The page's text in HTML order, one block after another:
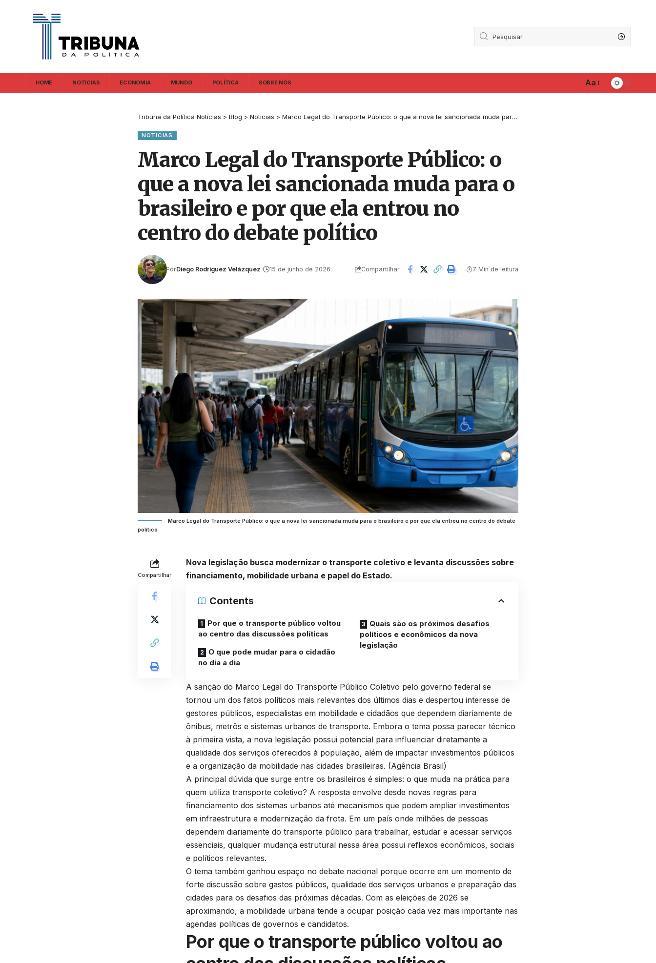
HOME NOTICIAS ECONOMIA MUNDO POLÍTICA SOBRE NÓS Aa
Tribuna da Política Notícias > Blog > Noticias > Marco Legal do Transporte Público: o que a nova lei sancionada muda para o brasileiro e por que ela entrou no centro do debate político
NOTICIAS
Marco Legal do Transporte Público: o
que a nova lei sancionada muda para o
brasileiro e por que ela entrou no
centro do debate político
PorDiego Rodríguez Velázquez 15 de junho de 2026 Compartilhar 7 Min de leitura
Marco Legal do Transporte Público: o que a nova lei sancionada muda para o brasileiro e por que ela entrou no centro do debate
político
Compartilhar
Nova legislação busca modernizar o transporte coletivo e levanta discussões sobre
financiamento, mobilidade urbana e papel do Estado.
Contents
Por que o transporte público voltou
ao centro das discussões políticas
O que pode mudar para o cidadão
no dia a dia
Quais são os próximos desafios
políticos e econômicos da nova
legislação
A sanção do Marco Legal do Transporte Público Coletivo pelo governo federal se
tornou um dos fatos políticos mais relevantes dos últimos dias e despertou interesse de
gestores públicos, especialistas em mobilidade e cidadãos que dependem diariamente de
ônibus, metrôs e sistemas urbanos de transporte. Embora o tema possa parecer técnico
à primeira vista, a nova legislação possui potencial para influenciar diretamente a
qualidade dos serviços oferecidos à população, além de impactar investimentos públicos
e a organização da mobilidade nas cidades brasileiras. (Agência Brasil)
A principal dúvida que surge entre os brasileiros é simples: o que muda na prática para
quem utiliza transporte coletivo? A resposta envolve desde novas regras para
financiamento dos sistemas urbanos até mecanismos que podem ampliar investimentos
em infraestrutura e modernização da frota. Em um país onde milhões de pessoas
dependem diariamente do transporte público para trabalhar, estudar e acessar serviços
essenciais, qualquer mudança estrutural nessa área possui reflexos econômicos, sociais
e políticos relevantes.
O tema também ganhou espaço no debate nacional porque ocorre em um momento de
forte discussão sobre gastos públicos, qualidade dos serviços urbanos e preparação das
cidades para os desafios das próximas décadas. Com as eleições de 2026 se
aproximando, a mobilidade urbana tende a ocupar posição cada vez mais importante nas
agendas políticas de governos e candidatos.
Por que o transporte público voltou ao